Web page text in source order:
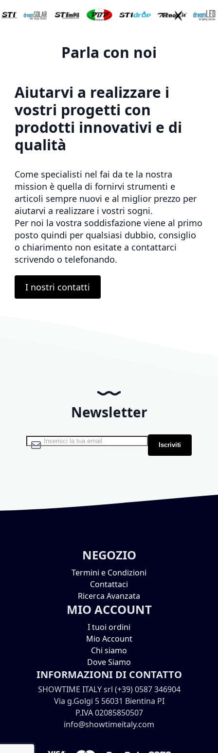
Parla con noi
Aiutarvi a realizzare i
vostri progetti con
prodotti innovativi e di
qualità
Come specialisti nel fai da te la nostra
mission è quella di fornirvi strumenti e
articoli sempre nuovi e al miglior prezzo per
aiutarvi a realizzare i vostri sogni.
Per noi la vostra soddisfazione viene al primo
posto quindi per qualsiasi dubbio, consiglio
o chiarimento non esitate a contattarci
scrivendo o telefonando.
I nostri contatti
Newsletter
Iscriviti alla nostra Newsletter: Iscriviti
NEGOZIO
Termini e Condizioni
Contattaci
Ricerca Avanzata
MIO ACCOUNT
I tuoi ordini
Mio Account
Chi siamo
Dove Siamo
INFORMAZIONI DI CONTATTO
SHOWTIME ITALY srl (+39) 0587 346904
Via g.Golgi 5 56031 Bientina PI
P.IVA 02085850507
info@showtimeitaly.com